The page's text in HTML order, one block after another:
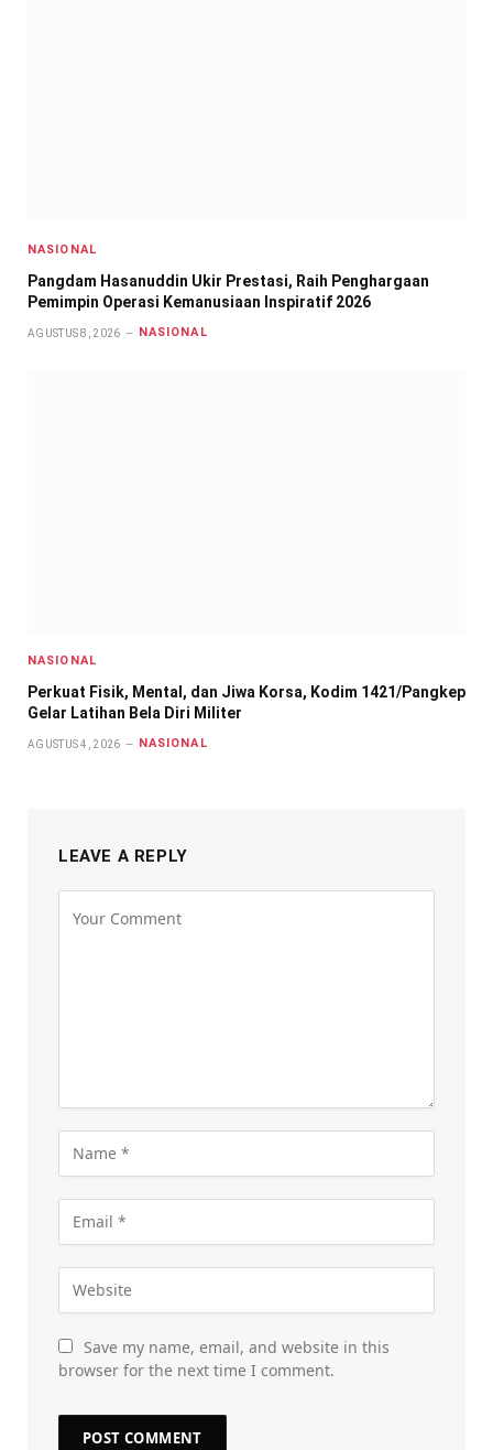
NASIONAL
Pangdam Hasanuddin Ukir Prestasi, Raih Penghargaan
Pemimpin Operasi Kemanusiaan Inspiratif 2026
AGUSTUS 8, 2026 NASIONAL
NASIONAL
Perkuat Fisik, Mental, dan Jiwa Korsa, Kodim 1421/Pangkep
Gelar Latihan Bela Diri Militer
AGUSTUS 4, 2026 NASIONAL
LEAVE A REPLY
Save my name, email, and website in this
browser for the next time I comment.